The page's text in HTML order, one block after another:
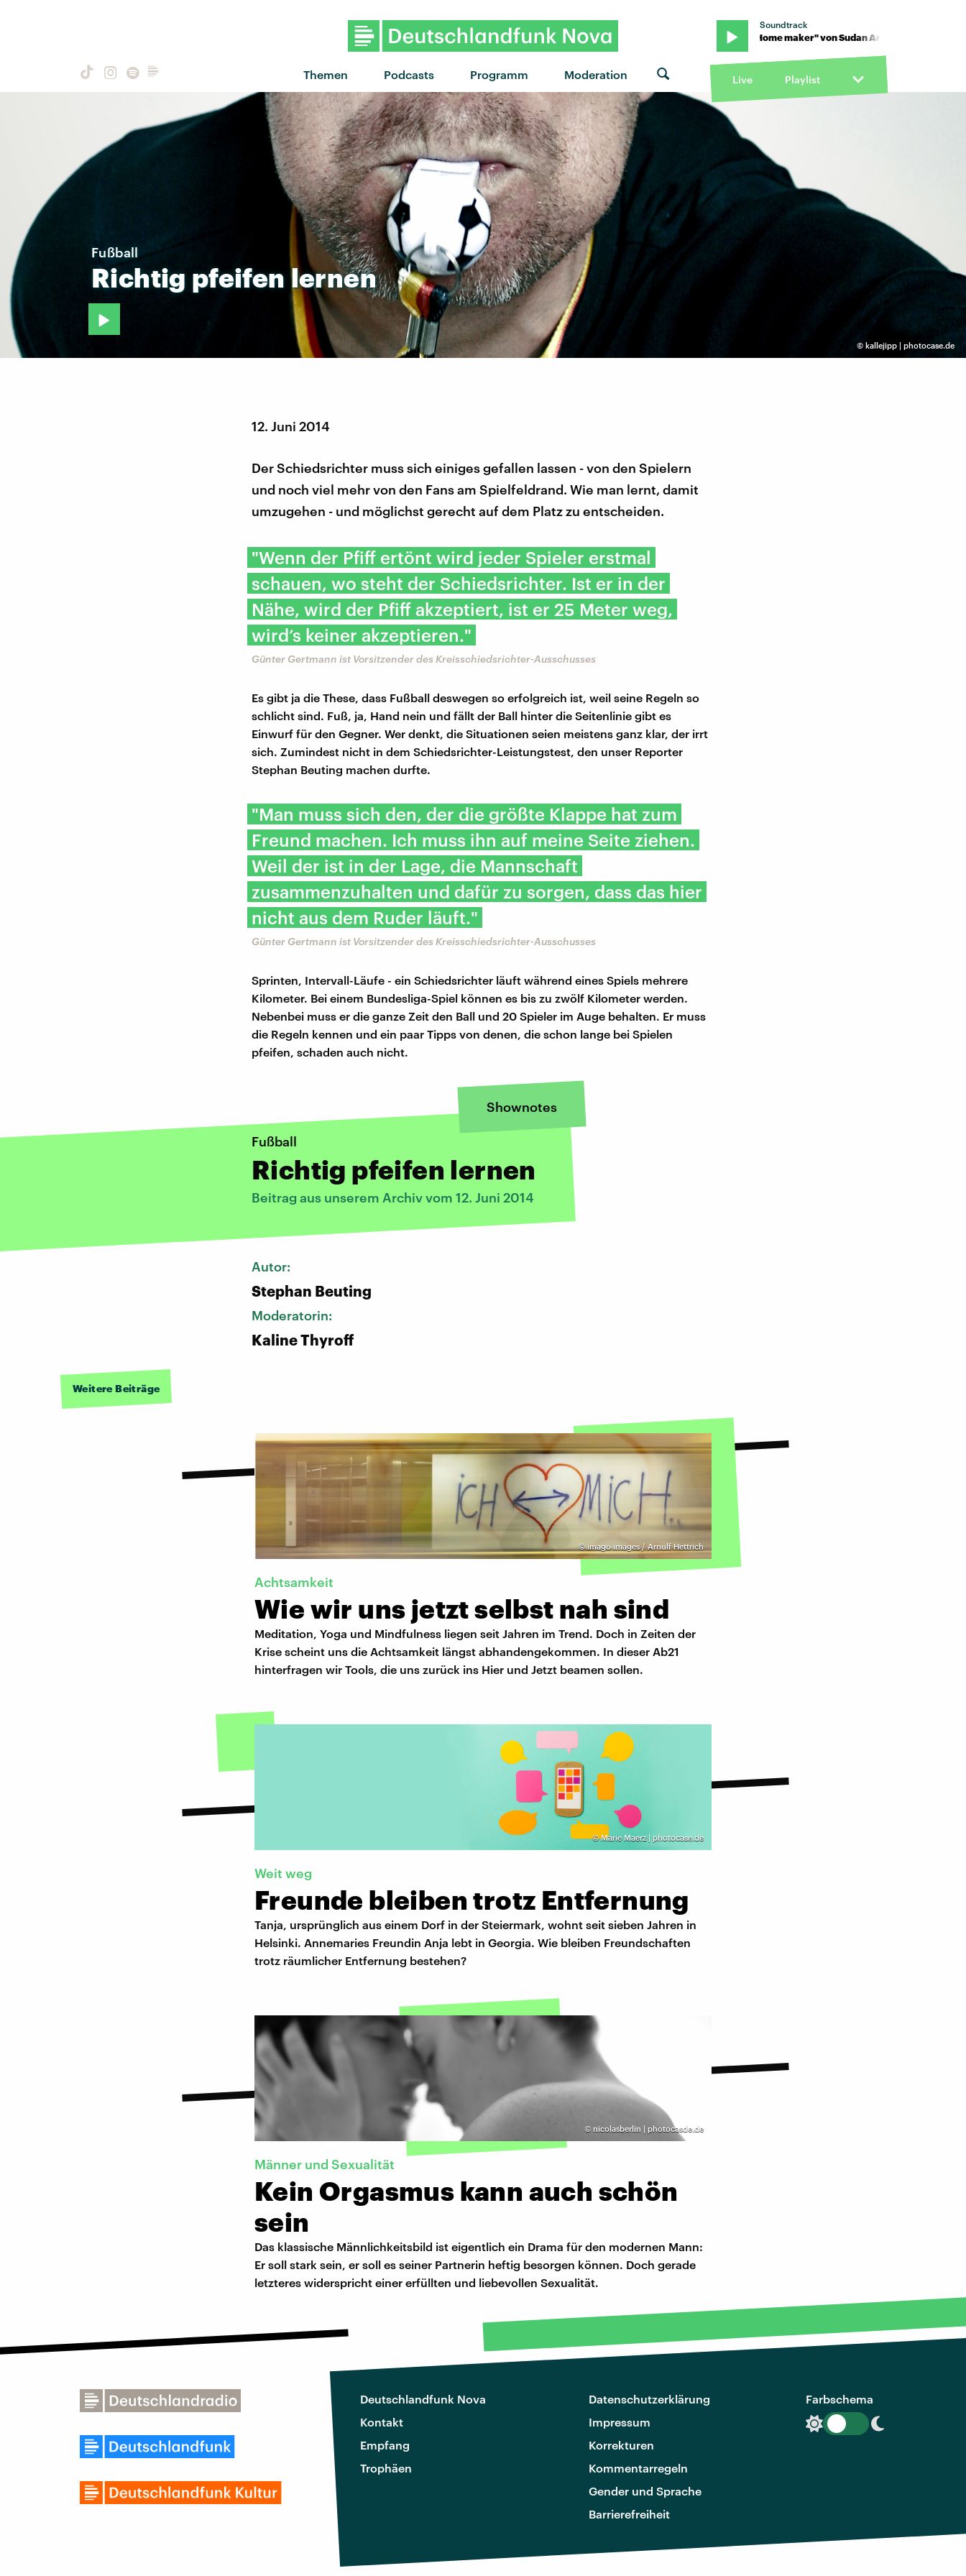
Themen Podcasts Programm Moderation
Soundtrack
"Home maker" von Sudan Archives · "Home maker" von Sudan Archives · "Home maker" von
Live Playlist
© kallejipp | photocase.de
Fußball
Richtig pfeifen lernen
12. Juni 2014
Der Schiedsrichter muss sich einiges gefallen lassen - von den Spielern
und noch viel mehr von den Fans am Spielfeldrand. Wie man lernt, damit
umzugehen - und möglichst gerecht auf dem Platz zu entscheiden.
"Wenn der Pfiff ertönt wird jeder Spieler erstmal
schauen, wo steht der Schiedsrichter. Ist er in der
Nähe, wird der Pfiff akzeptiert, ist er 25 Meter weg,
wird’s keiner akzeptieren."
Günter Gertmann ist Vorsitzender des Kreisschiedsrichter-Ausschusses
Es gibt ja die These, dass Fußball deswegen so erfolgreich ist, weil seine Regeln so
schlicht sind. Fuß, ja, Hand nein und fällt der Ball hinter die Seitenlinie gibt es
Einwurf für den Gegner. Wer denkt, die Situationen seien meistens ganz klar, der irrt
sich. Zumindest nicht in dem Schiedsrichter-Leistungstest, den unser Reporter
Stephan Beuting machen durfte.
"Man muss sich den, der die größte Klappe hat zum
Freund machen. Ich muss ihn auf meine Seite ziehen.
Weil der ist in der Lage, die Mannschaft
zusammenzuhalten und dafür zu sorgen, dass das hier
nicht aus dem Ruder läuft."
Günter Gertmann ist Vorsitzender des Kreisschiedsrichter-Ausschusses
Sprinten, Intervall-Läufe - ein Schiedsrichter läuft während eines Spiels mehrere
Kilometer. Bei einem Bundesliga-Spiel können es bis zu zwölf Kilometer werden.
Nebenbei muss er die ganze Zeit den Ball und 20 Spieler im Auge behalten. Er muss
die Regeln kennen und ein paar Tipps von denen, die schon lange bei Spielen
pfeifen, schaden auch nicht.
Shownotes
Fußball
Richtig pfeifen lernen
Beitrag aus unserem Archiv vom 12. Juni 2014
Autor:
Stephan Beuting
Moderatorin:
Kaline Thyroff
Weitere Beiträge
©imago images / Arnulf Hettrich
Achtsamkeit
Wie wir uns jetzt selbst nah sind
Meditation, Yoga und Mindfulness liegen seit Jahren im Trend. Doch in Zeiten der
Krise scheint uns die Achtsamkeit längst abhandengekommen. In dieser Ab21
hinterfragen wir Tools, die uns zurück ins Hier und Jetzt beamen sollen.
©Marie Maerz | photocase.de
Weit weg
Freunde bleiben trotz Entfernung
Tanja, ursprünglich aus einem Dorf in der Steiermark, wohnt seit sieben Jahren in
Helsinki. Annemaries Freundin Anja lebt in Georgia. Wie bleiben Freundschaften
trotz räumlicher Entfernung bestehen?
© nicolasberlin | photocasde.de
Männer und Sexualität
Kein Orgasmus kann auch schön
sein
Das klassische Männlichkeitsbild ist eigentlich ein Drama für den modernen Mann:
Er soll stark sein, er soll es seiner Partnerin heftig besorgen können. Doch gerade
letzteres widerspricht einer erfüllten und liebevollen Sexualität.
Deutschlandfunk Nova
Kontakt
Empfang
Trophäen
Datenschutzerklärung
Impressum
Korrekturen
Kommentarregeln
Gender und Sprache
Barrierefreiheit
Farbschema